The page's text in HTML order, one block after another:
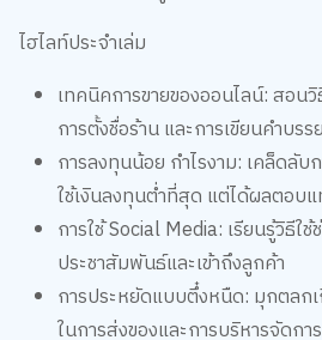
เทคนิคการขายของออนไลน์: สอนวิ
การลงทุนน้อย กำไรงาม: เคล็ดลับ
ใช้เงินลงทุนต่ำที่สุด แต่ได้ผลตอบ
การใช้ Social Media: เรียนรู้วิธีใ
ประชาสัมพันธ์และเข้าถึงลูกค้า
การประหยัดแบบตึ๋งหนืด: มุกตลกเ
ในการส่งของและการบริหารจัดการ
สั่งซื้อ ครอบครัวตึ๋งหนืด เล่ม 37 เศ